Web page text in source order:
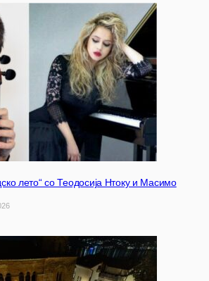
лето“ со Теодосија Нтоку и Масимо